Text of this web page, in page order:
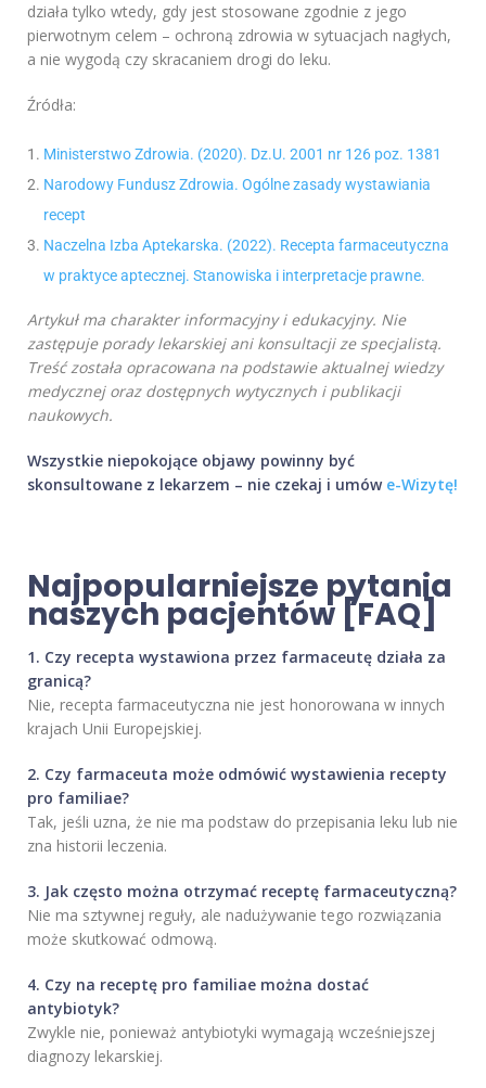
działa tylko wtedy, gdy jest stosowane zgodnie z jego
pierwotnym celem – ochroną zdrowia w sytuacjach nagłych,
a nie wygodą czy skracaniem drogi do leku.
Źródła:
Ministerstwo Zdrowia. (2020). Dz.U. 2001 nr 126 poz. 1381
Narodowy Fundusz Zdrowia. Ogólne zasady wystawiania
recept
Naczelna Izba Aptekarska. (2022). Recepta farmaceutyczna
w praktyce aptecznej. Stanowiska i interpretacje prawne.
Artykuł ma charakter informacyjny i edukacyjny. Nie
zastępuje porady lekarskiej ani konsultacji ze specjalistą.
Treść została opracowana na podstawie aktualnej wiedzy
medycznej oraz dostępnych wytycznych i publikacji
naukowych.
Wszystkie niepokojące objawy powinny być
skonsultowane z lekarzem – nie czekaj i umów e-Wizytę!
Najpopularniejsze pytania
naszych pacjentów [FAQ]
1. Czy recepta wystawiona przez farmaceutę działa za
granicą?
Nie, recepta farmaceutyczna nie jest honorowana w innych
krajach Unii Europejskiej.
2. Czy farmaceuta może odmówić wystawienia recepty
pro familiae?
Tak, jeśli uzna, że nie ma podstaw do przepisania leku lub nie
zna historii leczenia.
3. Jak często można otrzymać receptę farmaceutyczną?
Nie ma sztywnej reguły, ale nadużywanie tego rozwiązania
może skutkować odmową.
4. Czy na receptę pro familiae można dostać
antybiotyk?
Zwykle nie, ponieważ antybiotyki wymagają wcześniejszej
diagnozy lekarskiej.